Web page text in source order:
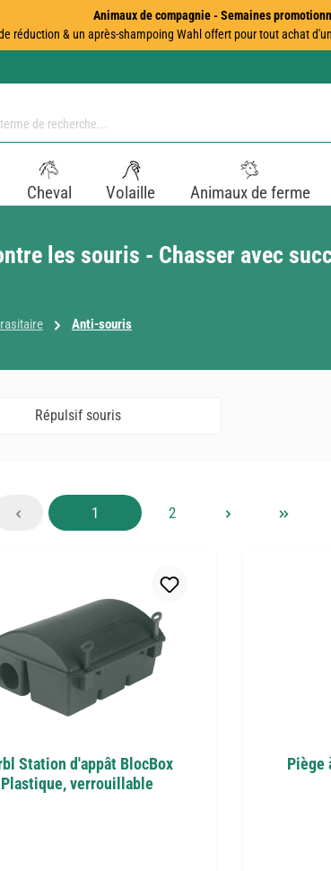
Animaux de compagnie - Semaines
réduction & un après-shampoing Wahl offert pour tout achat
Cheval Volaille Animaux de ferme
les souris - Chasser avec
Anti-souris
Répulsif souris
Page
1 Page
2
Station d'appât BlocBox
Plastique, verrouillable
Piège